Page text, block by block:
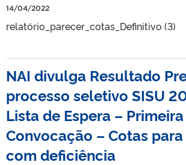
14/04/2022
relatório_parecer_cotas_Definitivo (3)
NAI divulga Resultado
processo seletivo SISU
Lista de Espera – Primeira
Convocação – Cotas
com deficiência